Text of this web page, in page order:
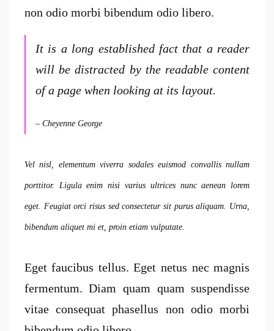
non odio morbi bibendum odio libero.
It is a long established fact that a reader
will be distracted by the readable content
of a page when looking at its layout.
– Cheyenne George
Vel nisl, elementum viverra sodales euismod convallis nullam
porttitor. Ligula enim nisi varius ultrices nunc aenean lorem
eget. Feugiat orci risus sed consectetur sit purus aliquam. Urna,
bibendum aliquet mi et, proin etiam vulputate.
Eget faucibus tellus. Eget netus nec magnis
fermentum. Diam quam quam suspendisse
vitae consequat phasellus non odio morbi